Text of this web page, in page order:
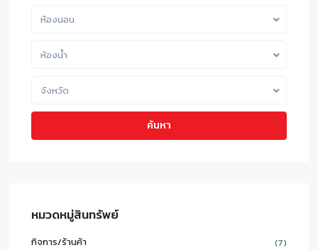
ห้องนอน
ห้องน้ำ
จังหวัด
ค้นหา
หมวดหมู่สินทรัพย์
กิจการ/ร้านค้า (7)